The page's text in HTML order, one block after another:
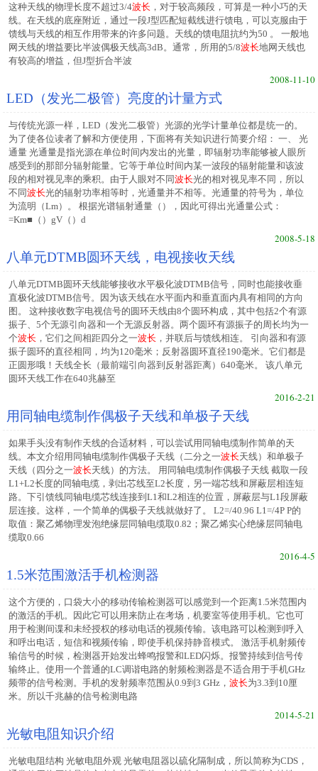
这种天线的物理长度不超过3/4波长 ，对于较高频段，可算是一种小巧的天
线。在天线的底座附近，通过一段J型匹配短截线进行馈电，可以克服由于
馈线与天线的相互作用带来的许多问题。天线的馈电阻抗约为50 。 一般地
网天线的增益要比半波偶极天线高3dB。通常，所用的5/8波长地网天线也
有较高的增益，但J型折合半波
2008-11-10
LED（发光二极管）亮度的计量方式
与传统光源一样，LED（发光二极管）光源的光学计量单位都是统一的。
为了使各位读者了解和方便使用，下面将有关知识进行简要介绍： 一、 光
通量 光通量是指光源在单位时间内发出的光量，即辐射功率能够被人眼所
感受到的那部分辐射能量。它等于单位时间内某一波段的辐射能量和该波
段的相对视见率的乘积。由于人眼对不同波长光的相对视见率不同，所以
不同波长光的辐射功率相等时，光通量并不相等。光通量的符号为，单位
为流明（Lm）。 根据光谱辐射通量（），因此可得出光通量公式：
=Km■（）gV（）d
2008-5-18
八单元DTMB圆环天线，电视接收天线
八单元DTMB圆环天线能够接收水平极化波DTMB信号，同时也能接收垂
直极化波DTMB信号。因为该天线在水平面内和垂直面内具有相同的方向
图。 这种接收数字电视信号的圆环天线由8个圆环构成，其中包括2个有源
振子、5个无源引向器和一个无源反射器。两个圆环有源振子的周长均为一
个波长 ，它们之间相距四分之一波长 ，并联后与馈线相连。 引向器和有源
振子圆环的直径相同，均为120毫米；反射器圆环直径190毫米。它们都是
正圆形哦！天线全长（最前端引向器到反射器距离）640毫米。 该八单元
圆环天线工作在640兆赫至
2016-2-21
用同轴电缆制作偶极子天线和单极子天线
如果手头没有制作天线的合适材料，可以尝试用同轴电缆制作简单的天
线。本文介绍用同轴电缆制作偶极子天线（二分之一波长天线）和单极子
天线（四分之一波长天线）的方法。 用同轴电缆制作偶极子天线 截取一段
L1+L2长度的同轴电缆，剥出芯线至L2长度，另一端芯线和屏蔽层相连短
路。下引馈线同轴电缆芯线连接到L1和L2相连的位置，屏蔽层与L1段屏蔽
层连接。这样，一个简单的偶极子天线就做好了。 L2=/40.96 L1=/4P P的
取值：聚乙烯物理发泡绝缘层同轴电缆取0.82；聚乙烯实心绝缘层同轴电
缆取0.66
2016-4-5
1.5米范围激活手机检测器
这个方便的，口袋大小的移动传输检测器可以感觉到一个距离1.5米范围内
的激活的手机。因此它可以用来防止在考场，机要室等使用手机。它也可
用于检测间谍和未经授权的移动电话的视频传输。该电路可以检测到呼入
和呼出电话，短信和视频传输，即使手机保持静音模式。 激活手机射频传
输信号的时候，检测器开始发出蜂鸣报警和LED闪烁。报警持续到信号传
输终止。使用一个普通的LC调谐电路的射频检测器是不适合用于手机GHz
频带的信号检测。手机的发射频率范围从0.9到3 GHz，波长为3.3到10厘
米。所以千兆赫的信号检测电路
2014-5-21
光敏电阻知识介绍
光敏电阻结构 光敏电阻外观 光敏电阻器以硫化隔制成，所以简称为CDS，